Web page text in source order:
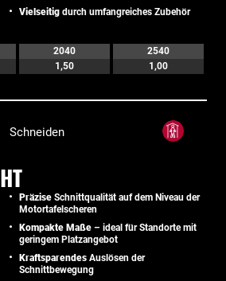
Vielseitig durch umfangreiches Zubehör
2040
2540
1,50 1,00
Schneiden
HT
Präzise Schnittqualität auf dem Niveau der
Motortafelscheren
Kompakte Maße – ideal für Standorte mit
geringem Platzangebot
Kraftsparendes Auslösen der
Schnittbewegung